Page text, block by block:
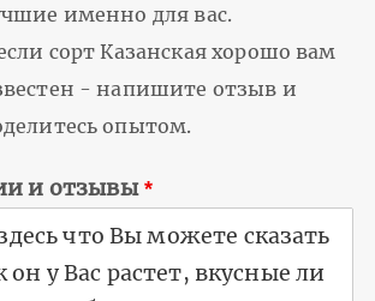
именно для вас.
сорт Казанская хорошо вам
- напишите отзыв и
опытом.
и отзывы